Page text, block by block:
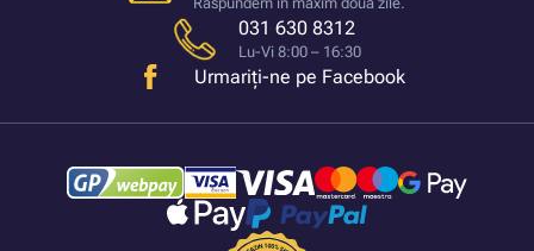
031 630 8312
Lu-Vi 8:00 – 16:30
Urmariți-ne pe Facebook